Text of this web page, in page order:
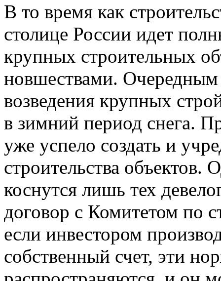
В то время как
столице России идет
крупных строительных
новшествами. Очередным
возведения крупных
в зимний период снега.
уже успело создать и
строительства
коснутся лишь тех
договор с Комитетом по
если инвестором
собственный счет, эти